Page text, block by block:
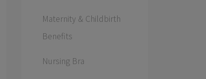
Maternity & Childbirth
Benefits
Nursing Bra